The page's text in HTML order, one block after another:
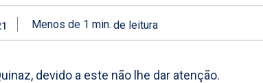
Menos de 1 min. de leitura
devido a este não lhe dar atenção.